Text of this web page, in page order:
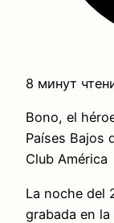
8 минут
Bono, el
Países Bajos
Club América
La noche del
grabada en